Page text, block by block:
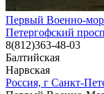
Первый Военно-
Петергофский
8(812)363-48-03
Балтийская
Нарвская
Россия, г Санкт-